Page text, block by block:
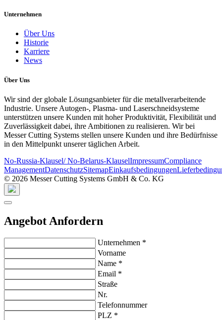
Unternehmen
Über Uns
Historie
Karriere
News
Über Uns
Wir sind der globale Lösungsanbieter für die metallverarbeitende
Industrie. Unsere Autogen-, Plasma- und Laserschneidsysteme
unterstützen unsere Kunden mit hoher Produktivität, Flexibilität und
Zuverlässigkeit dabei, ihre Ambitionen zu realisieren. Wir bei
Messer Cutting Systems stellen unsere Kunden und ihre Bedürfnisse
in den Mittelpunkt unserer täglichen Arbeit.
No-Russia-Klausel/ No-Belarus-KlauselImpressumCompliance
ManagementDatenschutzSitemapEinkaufsbedingungen
© 2026 Messer Cutting Systems GmbH & Co. KG
Angebot Anfordern
Unternehmen *
Vorname
Name *
Email *
Straße
Nr.
Telefonnummer
PLZ *